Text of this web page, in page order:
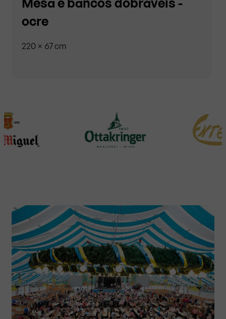
ocre
220 × 67 cm